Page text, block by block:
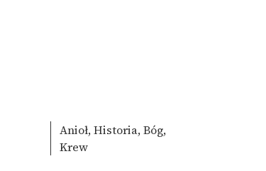
Anioł, Historia, Bóg,
Krew